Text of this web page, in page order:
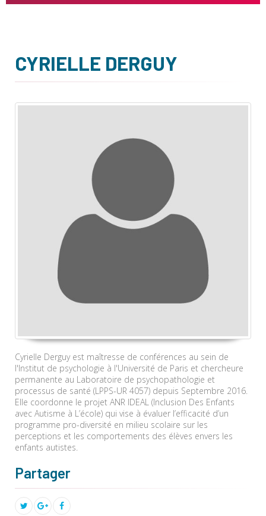
CYRIELLE DERGUY
Cyrielle Derguy est maîtresse de conférences au sein de
l'Institut de psychologie à l'Université de Paris et chercheure
permanente au Laboratoire de psychopathologie et
processus de santé (LPPS-UR 4057) depuis Septembre 2016.
Elle coordonne le projet ANR IDEAL (Inclusion Des Enfants
avec Autisme à L’école) qui vise à évaluer l’efficacité d’un
programme pro-diversité en milieu scolaire sur les
perceptions et les comportements des élèves envers les
enfants autistes.
Partager